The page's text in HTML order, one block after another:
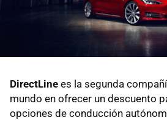
DirectLine es la segunda
mundo en ofrecer un descuento
opciones de conducción